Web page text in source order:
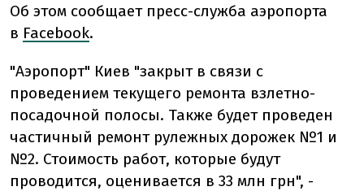
Об этом сообщает пресс-служба аэропорта
в Facebook.
"Аэропорт" Киев "закрыт в связи с
проведением текущего ремонта взлетно-
посадочной полосы. Также будет проведен
частичный ремонт рулежных дорожек №1 и
№2. Стоимость работ, которые будут
проводится, оценивается в 33 млн грн", -